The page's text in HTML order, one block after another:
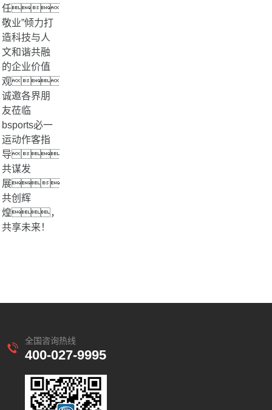
任、
敬业”倾力打
造科技与人
文和谐共融
的企业价值
观，
诚邀各界朋
友莅临
bsports必一
运动作客指
导，
共谋发
展，
共创辉
煌，
共享未来！
全国咨询热线
400-027-9995